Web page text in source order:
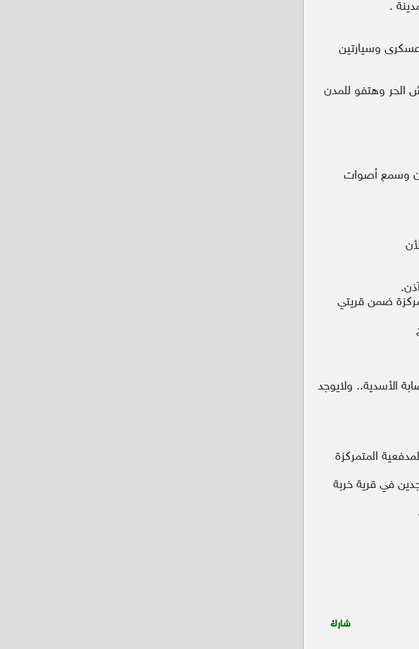
.
وسیارتین
الحر وهتفو للمدن
وسمع أصوات
ضمن قريتي
الأسدية.. ولايوجد
المتمركزة
في قرية خربة
شارك